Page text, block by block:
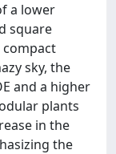
a lower
square
sky, the
and a higher
plants
in the
the